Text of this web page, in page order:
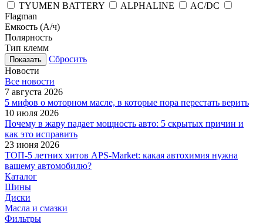
TYUMEN BATTERY
ALPHALINE
AC/DC
Flagman
Емкость (А/ч)
Полярность
Тип клемм
Сбросить
Новости
Все новости
7 августа 2026
5 мифов о моторном масле, в которые пора перестать верить
10 июля 2026
Почему в жару падает мощность авто: 5 скрытых причин и
как это исправить
23 июня 2026
ТОП-5 летних хитов APS-Market: какая автохимия нужна
вашему автомобилю?
Каталог
Шины
Диски
Масла и смазки
Фильтры